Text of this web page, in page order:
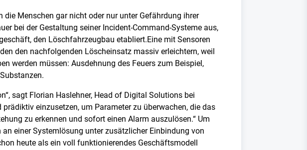
Menschen gar nicht oder nur unter Gefährdung ihrer
bei der Gestaltung seiner Incident-Command-Systeme aus,
den Löschfahrzeugbau etabliert.Eine mit Sensoren
den nachfolgenden Löscheinsatz massiv erleichtern, weil
werden müssen: Ausdehnung des Feuers zum Beispiel,
sagt Florian Haslehner, Head of Digital Solutions bei
einzusetzen, um Parameter zu überwachen, die das
zu erkennen und sofort einen Alarm auszulösen.“ Um
einer Systemlösung unter zusätzlicher Einbindung von
heute als ein voll funktionierendes Geschäftsmodell